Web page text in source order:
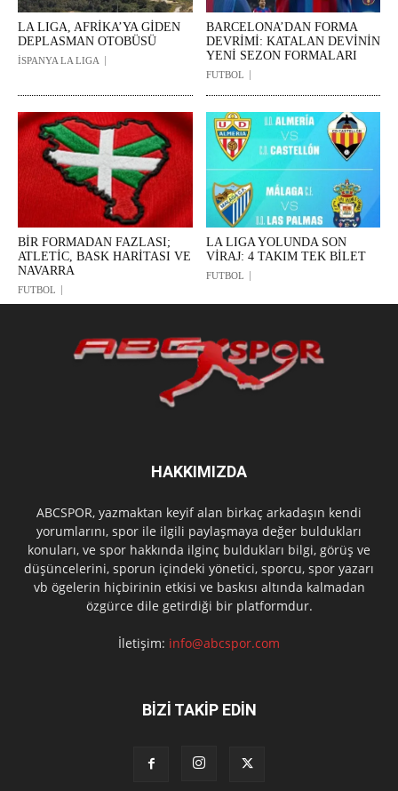
LA LIGA, AFRİKA’YA GİDEN
DEPLASMAN OTOBÜSÜ
İSPANYA LA LIGA
BARCELONA’DAN FORMA
DEVRİMİ: KATALAN DEVİNİN
YENİ SEZON FORMALARI
FUTBOL
BİR FORMADAN FAZLASI;
ATLETİC, BASK HARİTASI VE
NAVARRA
FUTBOL
LA LIGA YOLUNDA SON
VİRAJ: 4 TAKIM TEK BİLET
FUTBOL
HAKKIMIZDA
ABCSPOR, yazmaktan keyif alan birkaç arkadaşın kendi
yorumlarını, spor ile ilgili paylaşmaya değer buldukları
konuları, ve spor hakkında ilginç buldukları bilgi, görüş ve
düşüncelerini, sporun içindeki yönetici, sporcu, spor yazarı
vb ögelerin hiçbirinin etkisi ve baskısı altında kalmadan
özgürce dile getirdiği bir platformdur.
İletişim: info@abcspor.com
BİZİ TAKİP EDİN